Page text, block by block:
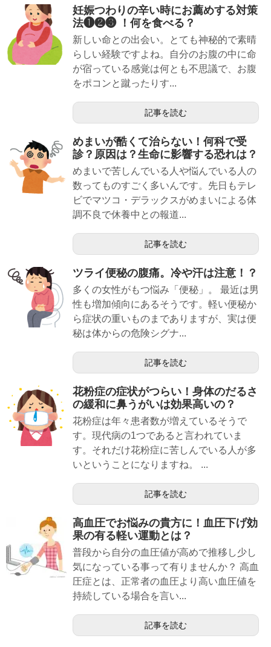
妊娠つわりの辛い時にお薦めする対策
法❶❷❸ ！何を食べる？
新しい命との出会い。とても神秘的で素晴
らしい経験ですよね。自分のお腹の中に命
が宿っている感覚は何とも不思議で、お腹
をポコンと蹴ったりす...
記事を読む
めまいが酷くて治らない！何科で受
診？原因は？生命に影響する恐れは？
めまいで苦しんでいる人や悩んでいる人の
数ってものすごく多いんです。先日もテレ
ビでマツコ・デラックスがめまいによる体
調不良で休養中との報道...
記事を読む
ツライ便秘の腹痛。冷や汗は注意！？
多くの女性がもつ悩み「便秘」。 最近は男
性も増加傾向にあるそうです。軽い便秘か
ら症状の重いものまでありますが、実は便
秘は体からの危険シグナ...
記事を読む
花粉症の症状がつらい！身体のだるさ
の緩和に鼻うがいは効果高いの？
花粉症は年々患者数が増えているそうで
す。現代病の1つであると言われていま
す。それだけ花粉症に苦しんでいる人が多
いということになりますね。 ...
記事を読む
高血圧でお悩みの貴方に！血圧下げ効
果の有る軽い運動とは？
普段から自分の血圧値が高めで推移し少し
気になっている事って有りませんか？ 高血
圧症とは、正常者の血圧より高い血圧値を
持続している場合を言い...
記事を読む